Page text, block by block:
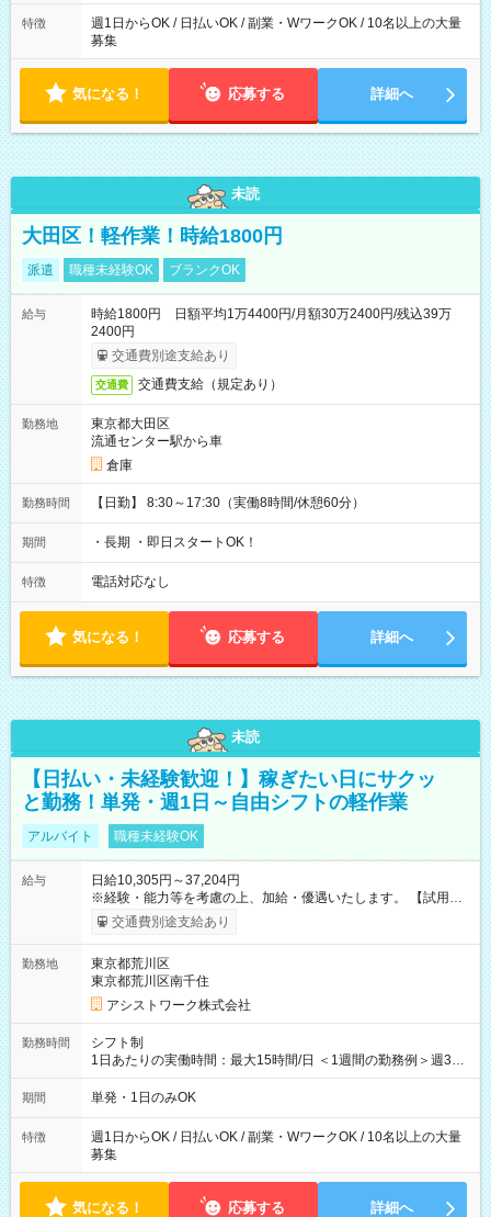
特徴
週1日からOK / 日払いOK / 副業・WワークOK / 10名以上の大量
募集
気になる！ 応募する 詳細へ
未読
大田区！軽作業！時給1800円
派遣 職種未経験OK ブランクOK
給与
時給1800円 日額平均1万4400円/月額30万2400円/残込39万
2400円
交通費別途支給あり
交通費 交通費支給（規定あり）
勤務地
東京都大田区
流通センター駅から車
倉庫
勤務時間 【日勤】 8:30～17:30（実働8時間/休憩60分）
期間 ・長期 ・即日スタートOK！
特徴 電話対応なし
気になる！ 応募する 詳細へ
未読
【日払い・未経験歓迎！】稼ぎたい日にサクッ
と勤務！単発・週1日～自由シフトの軽作業
アルバイト 職種未経験OK
給与
日給10,305円～37,204円
※経験・能力等を考慮の上、加給・優遇いたします。 【試用期
間】試用期間なし
交通費別途支給あり
勤務地
東京都荒川区
東京都荒川区南千住
アシストワーク株式会社
勤務時間
シフト制
1日あたりの実働時間：最大15時間/日 ＜1週間の勤務例＞週3回
勤務 勤務：月・水・金 休み：火・木・土・日 好きな時にお仕事
可能です！ ※1日あたりの最大実働時間は日勤、夜勤共に勤務し
期間 単発・1日のみOK
特徴
週1日からOK / 日払いOK / 副業・WワークOK / 10名以上の大量
募集
気になる！ 応募する 詳細へ